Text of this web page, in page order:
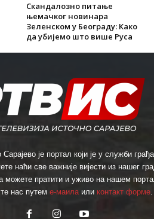
Скандалозно питање
њемачког новинара
Зеленском у Београду: Како
да убијемо што више Руса
је портал који је у служби
наћи све важније вијести из нашег
можете пратити и уживо на нашем
нас путем е-маилаили контакт форме.